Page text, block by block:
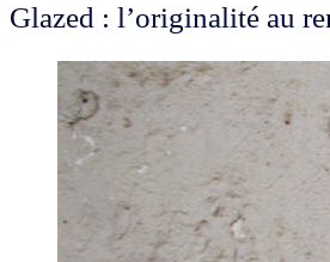
Glazed : l’originalité au